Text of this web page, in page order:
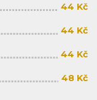
44 Kč
44 Kč
44 Kč
48 Kč